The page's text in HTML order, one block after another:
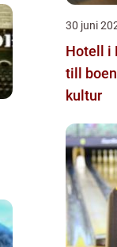
30 juni
Hotell i
till
kultur